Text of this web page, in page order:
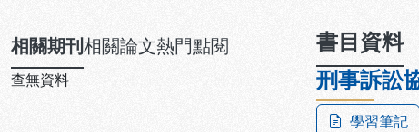
相關期刊相關論文熱門點閱
查無資料
書目資料
刑事訴訟
學習筆記